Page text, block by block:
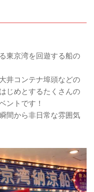
東京湾を回遊する船の
井コンテナ埠頭などの
じめとするたくさんの
ントです！
間から非日常な雰囲気